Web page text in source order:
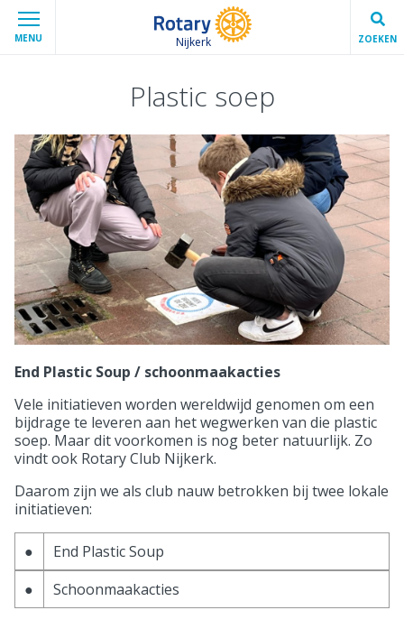
MENU Nijkerk ZOEKEN
Plastic soep
End Plastic Soup / schoonmaakacties
Vele initiatieven worden wereldwijd genomen om een
bijdrage te leveren aan het wegwerken van die plastic
soep. Maar dit voorkomen is nog beter natuurlijk. Zo
vindt ook Rotary Club Nijkerk.
Daarom zijn we als club nauw betrokken bij twee lokale
initiatieven:
●
End Plastic Soup
●
Schoonmaakacties